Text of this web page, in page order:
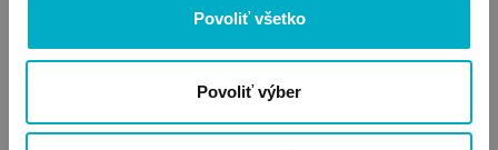
Povoliť všetko
Povoliť výber